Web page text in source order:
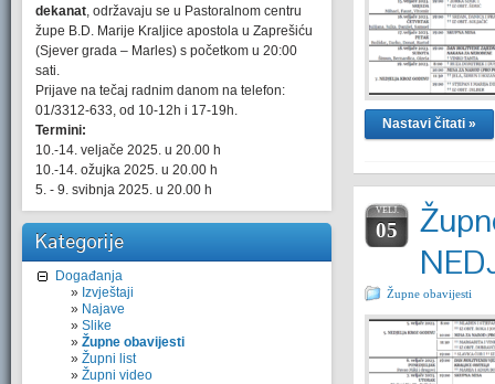
dekanat, održavaju se u Pastoralnom centru
župe B.D. Marije Kraljice apostola u Zaprešiću
(Sjever grada – Marles) s početkom u 20:00
sati.
Prijave na tečaj radnim danom na telefon:
01/3312-633, od 10-12h i 17-19h.
Termini:
10.-14. veljače 2025. u 20.00 h
10.-14. ožujka 2025. u 20.00 h
5. - 9. svibnja 2025. u 20.00 h
Kategorije
Događanja
Izvještaji
Najave
Slike
Župne obavijesti
Župni list
Župni video
Nastavi čitati »
VELJ.
05
Župne obavijesti